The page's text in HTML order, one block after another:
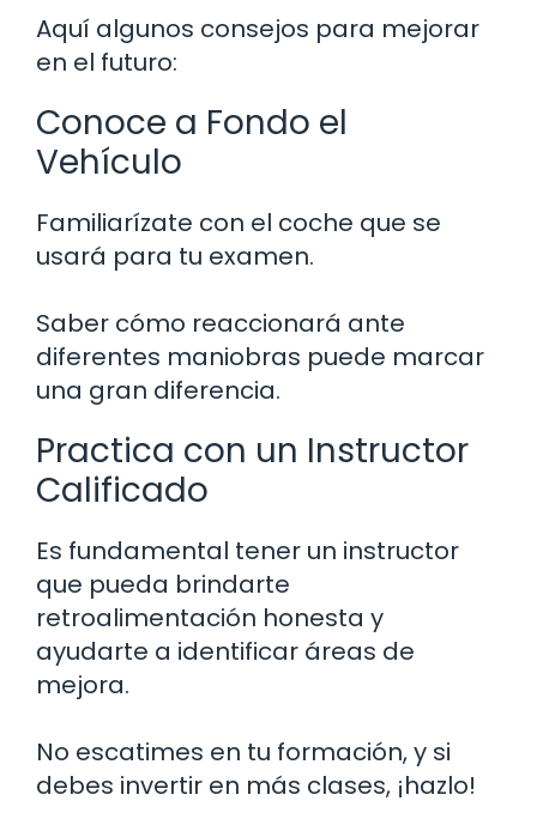
Aquí algunos consejos para mejorar
en el futuro:
Conoce a Fondo el
Vehículo
Familiarízate con el coche que se
usará para tu examen.
Saber cómo reaccionará ante
diferentes maniobras puede marcar
una gran diferencia.
Practica con un Instructor
Calificado
Es fundamental tener un instructor
que pueda brindarte
retroalimentación honesta y
ayudarte a identificar áreas de
mejora.
No escatimes en tu formación, y si
debes invertir en más clases, ¡hazlo!